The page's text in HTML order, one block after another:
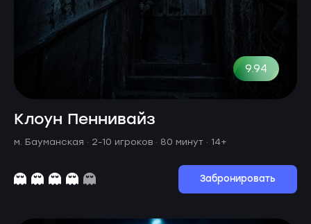
9.94
Клоун Пеннивайз
м. Бауманская · 2-10 игроков · 80 минут · 14+
Забронировать